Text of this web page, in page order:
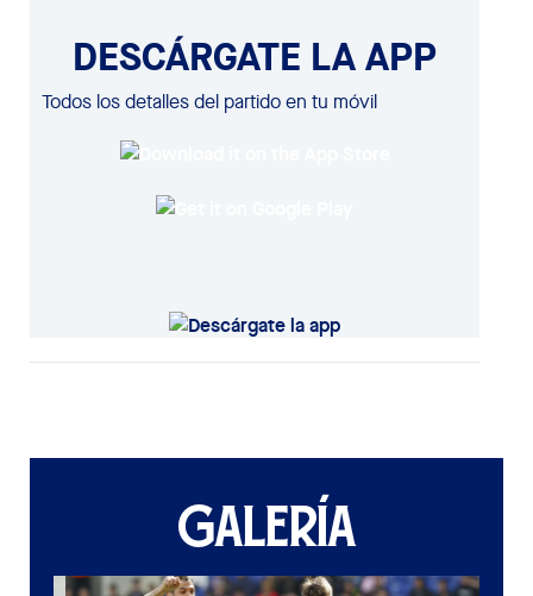
DESCÁRGATE LA APP
Todos los detalles del partido en tu móvil
GALERÍA